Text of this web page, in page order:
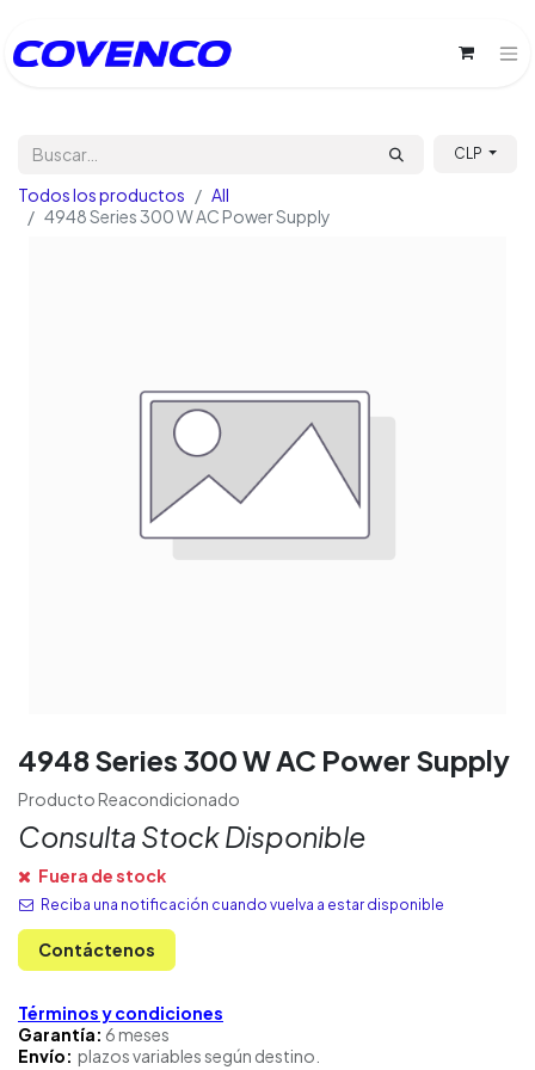
CLP
Todos los productos
All
4948 Series 300 W AC Power Supply
4948 Series 300 W AC Power Supply
Producto Reacondicionado
Consulta Stock Disponible
Fuera de stock
Reciba una notificación cuando vuelva a estar disponible
Contáctenos
Términos y condiciones
Garantía: 6 meses
Envío: plazos variables según destino.